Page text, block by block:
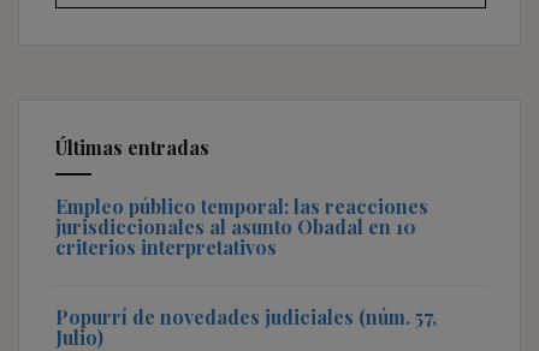
Últimas entradas
Empleo público temporal: las reacciones
jurisdiccionales al asunto Obadal en 10
criterios interpretativos
Popurrí de novedades judiciales (núm. 57,
Julio)